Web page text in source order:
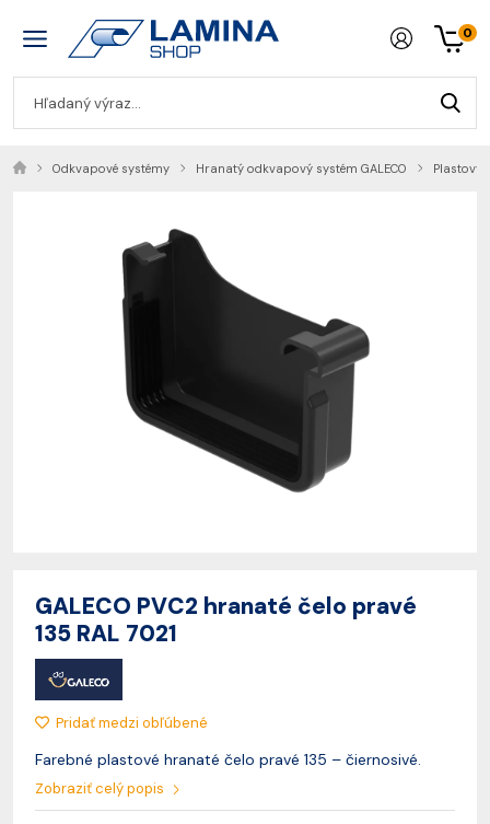
0
Odkvapové systémy Hranatý odkvapový systém GALECO Plastový
GALECO PVC2 hranaté čelo pravé
135 RAL 7021
Pridať medzi obľúbené
Farebné plastové hranaté čelo pravé 135 – čiernosivé.
Zobraziť celý popis